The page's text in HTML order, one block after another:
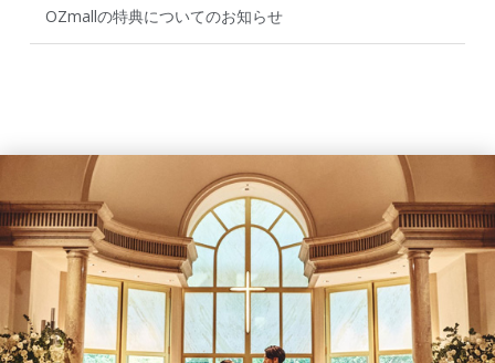
OZmallの特典についてのお知らせ